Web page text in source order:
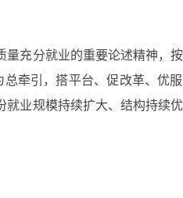
充分就业的重要论述精神，
牵引，搭平台、促改革、优
业规模持续扩大、结构持续